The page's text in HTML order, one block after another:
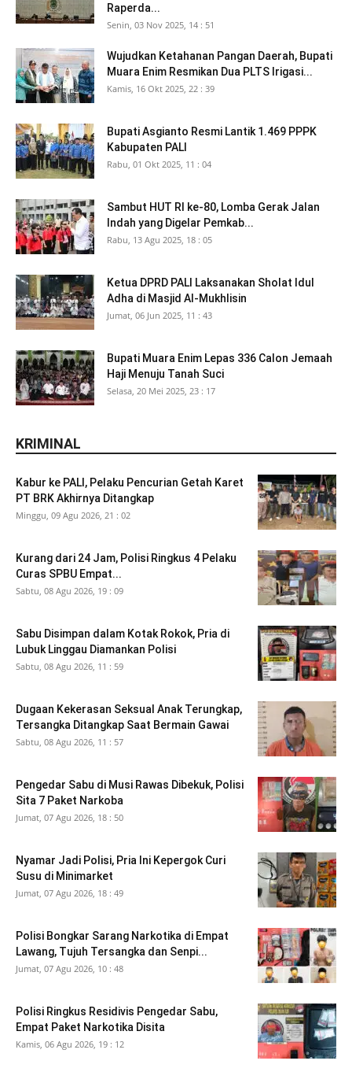
Raperda...
Senin, 03 Nov 2025, 14 : 51
Wujudkan Ketahanan Pangan Daerah, Bupati
Muara Enim Resmikan Dua PLTS Irigasi...
Kamis, 16 Okt 2025, 22 : 39
Bupati Asgianto Resmi Lantik 1.469 PPPK
Kabupaten PALI
Rabu, 01 Okt 2025, 11 : 04
Sambut HUT RI ke-80, Lomba Gerak Jalan
Indah yang Digelar Pemkab...
Rabu, 13 Agu 2025, 18 : 05
Ketua DPRD PALI Laksanakan Sholat Idul
Adha di Masjid Al-Mukhlisin
Jumat, 06 Jun 2025, 11 : 43
Bupati Muara Enim Lepas 336 Calon Jemaah
Haji Menuju Tanah Suci
Selasa, 20 Mei 2025, 23 : 17
KRIMINAL
Kabur ke PALI, Pelaku Pencurian Getah Karet
PT BRK Akhirnya Ditangkap
Minggu, 09 Agu 2026, 21 : 02
Kurang dari 24 Jam, Polisi Ringkus 4 Pelaku
Curas SPBU Empat...
Sabtu, 08 Agu 2026, 19 : 09
Sabu Disimpan dalam Kotak Rokok, Pria di
Lubuk Linggau Diamankan Polisi
Sabtu, 08 Agu 2026, 11 : 59
Dugaan Kekerasan Seksual Anak Terungkap,
Tersangka Ditangkap Saat Bermain Gawai
Sabtu, 08 Agu 2026, 11 : 57
Pengedar Sabu di Musi Rawas Dibekuk, Polisi
Sita 7 Paket Narkoba
Jumat, 07 Agu 2026, 18 : 50
Nyamar Jadi Polisi, Pria Ini Kepergok Curi
Susu di Minimarket
Jumat, 07 Agu 2026, 18 : 49
Polisi Bongkar Sarang Narkotika di Empat
Lawang, Tujuh Tersangka dan Senpi...
Jumat, 07 Agu 2026, 10 : 48
Polisi Ringkus Residivis Pengedar Sabu,
Empat Paket Narkotika Disita
Kamis, 06 Agu 2026, 19 : 12